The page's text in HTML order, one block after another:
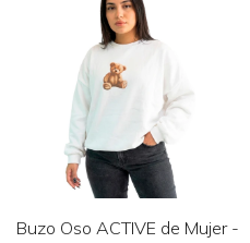
Buzo Oso ACTIVE de Mujer -